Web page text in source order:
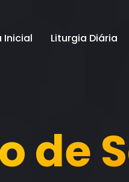
Inicial Liturgia Diária
de